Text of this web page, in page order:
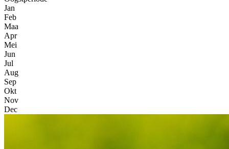
Jan
Feb
Maa
Apr
Mei
Jun
Jul
Aug
Sep
Okt
Nov
Dec